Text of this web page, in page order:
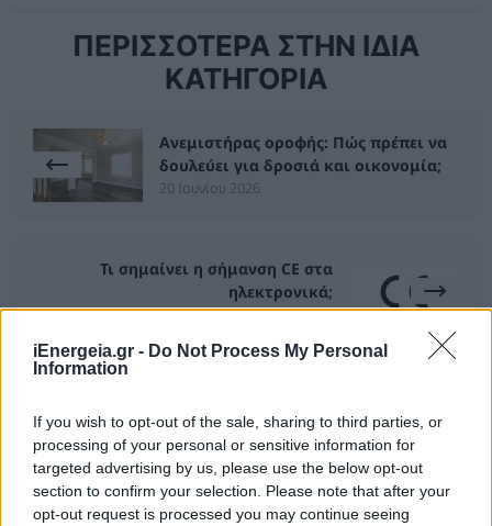
iEnergeia.gr - Do Not Process My Personal
Information
If you wish to opt-out of the sale, sharing to third parties, or
processing of your personal or sensitive information for
targeted advertising by us, please use the below opt-out
section to confirm your selection. Please note that after your
opt-out request is processed you may continue seeing
ΠΕΡΙΣΣΟΤΕΡΑ ΣΤΗΝ ΙΔΙΑ
ΚΑΤΗΓΟΡΙΑ
Ανεμιστήρας οροφής: Πώς πρέπει να
δουλεύει για δροσιά και οικονομία;
20 Ιουνίου 2026
Τι σημαίνει η σήμανση CE στα
ηλεκτρονικά;
16 Ιουνίου 2026
ΣΧΕΤΙΚΑ ΑΡΘΡΑ